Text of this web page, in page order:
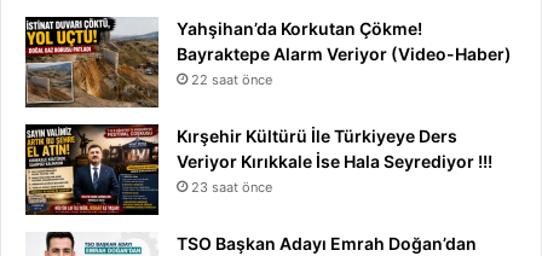
Yahşihan’da Korkutan Çökme!
Bayraktepe Alarm Veriyor (Video-Haber)
22 saat önce
Kırşehir Kültürü İle Türkiyeye Ders
Veriyor Kırıkkale İse Hala Seyrediyor !!!
23 saat önce
TSO Başkan Adayı Emrah Doğan’dan